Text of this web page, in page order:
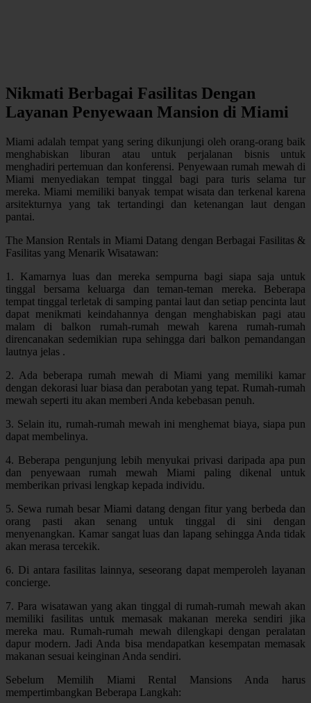
Nikmati Berbagai Fasilitas Dengan
Layanan Penyewaan Mansion di Miami
Miami adalah tempat yang sering dikunjungi oleh orang-orang baik
menghabiskan liburan atau untuk perjalanan bisnis untuk
menghadiri pertemuan dan konferensi. Penyewaan rumah mewah di
Miami menyediakan tempat tinggal bagi para turis selama tur
mereka. Miami memiliki banyak tempat wisata dan terkenal karena
arsitekturnya yang tak tertandingi dan ketenangan laut dengan
pantai.
The Mansion Rentals in Miami Datang dengan Berbagai Fasilitas &
Fasilitas yang Menarik Wisatawan:
1. Kamarnya luas dan mereka sempurna bagi siapa saja untuk
tinggal bersama keluarga dan teman-teman mereka. Beberapa
tempat tinggal terletak di samping pantai laut dan setiap pencinta laut
dapat menikmati keindahannya dengan menghabiskan pagi atau
malam di balkon rumah-rumah mewah karena rumah-rumah
direncanakan sedemikian rupa sehingga dari balkon pemandangan
lautnya jelas .
2. Ada beberapa rumah mewah di Miami yang memiliki kamar
dengan dekorasi luar biasa dan perabotan yang tepat. Rumah-rumah
mewah seperti itu akan memberi Anda kebebasan penuh.
3. Selain itu, rumah-rumah mewah ini menghemat biaya, siapa pun
dapat membelinya.
4. Beberapa pengunjung lebih menyukai privasi daripada apa pun
dan penyewaan rumah mewah Miami paling dikenal untuk
memberikan privasi lengkap kepada individu.
5. Sewa rumah besar Miami datang dengan fitur yang berbeda dan
orang pasti akan senang untuk tinggal di sini dengan
menyenangkan. Kamar sangat luas dan lapang sehingga Anda tidak
akan merasa tercekik.
6. Di antara fasilitas lainnya, seseorang dapat memperoleh layanan
concierge.
7. Para wisatawan yang akan tinggal di rumah-rumah mewah akan
memiliki fasilitas untuk memasak makanan mereka sendiri jika
mereka mau. Rumah-rumah mewah dilengkapi dengan peralatan
dapur modern. Jadi Anda bisa mendapatkan kesempatan memasak
makanan sesuai keinginan Anda sendiri.
Sebelum Memilih Miami Rental Mansions Anda harus
mempertimbangkan Beberapa Langkah: